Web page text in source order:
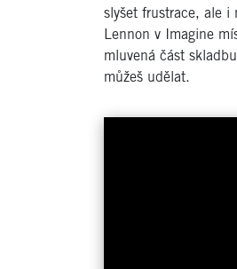
slyšet frustrace, ale i
Lennon v Imagine
mluvená část
můžeš udělat.